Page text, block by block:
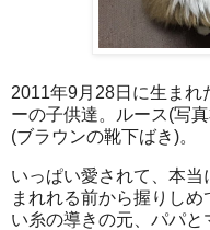
2011年9月28日に生まれ
ーの子供達。ルース(写
(ブラウンの靴下ばき)。
いっぱい愛されて、本
まれれる前から握りし
い糸の導きの元、パパと